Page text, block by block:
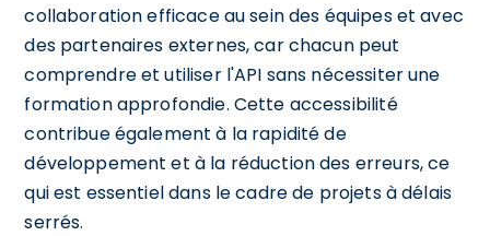
collaboration efficace au sein des équipes et avec
des partenaires externes, car chacun peut
comprendre et utiliser l'API sans nécessiter une
formation approfondie. Cette accessibilité
contribue également à la rapidité de
développement et à la réduction des erreurs, ce
qui est essentiel dans le cadre de projets à délais
serrés.